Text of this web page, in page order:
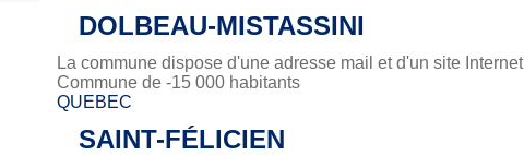
DOLBEAU-MISTASSINI
La commune dispose d'une adresse mail et d'un site Internet
Commune de -15 000 habitants
QUEBEC
SAINT-FÉLICIEN